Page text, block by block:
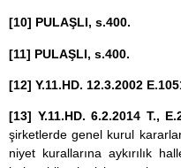
[10] PULAŞLI, s.400.
[11] PULAŞLI, s.400.
[12] Y.11.HD. 12.3.2002
[13] Y.11.HD. 6.2.2014 T.,
şirketlerde genel kurul
niyet kurallarına aykırılık